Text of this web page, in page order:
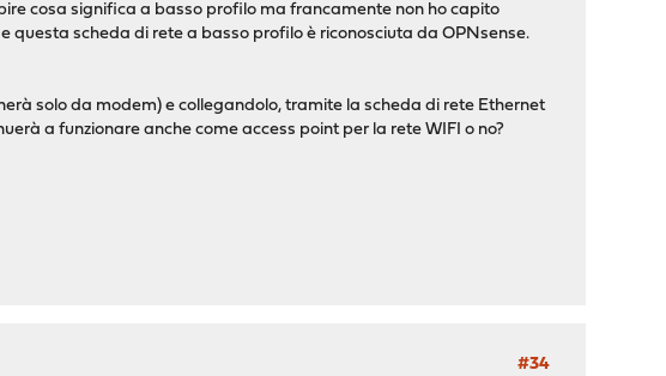
cosa significa a basso profilo ma francamente non ho capito
questa scheda di rete a basso profilo è riconosciuta da OPNsense.
solo da modem) e collegandolo, tramite la scheda di rete Ethernet
a funzionare anche come access point per la rete WIFI o no?
#34